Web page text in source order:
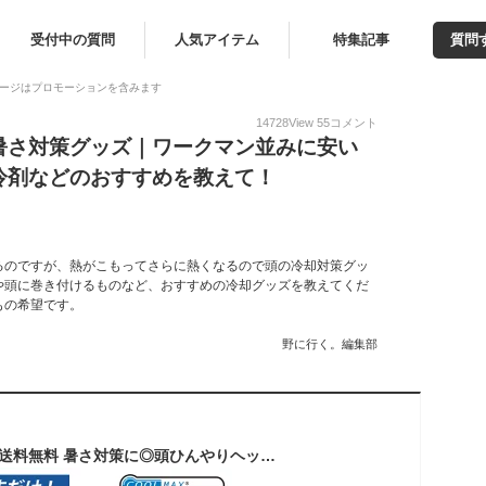
受付中の質問 人気アイテム 特集記事 質問
ジはプロモーションを含みます
14728View 55コメント
対策グッズ｜ワークマン並みに安い
などのおすすめを教えて！
ですが、熱がこもってさらに熱くなるので頭の冷却対策グッ
に巻き付けるものなど、おすすめの冷却グッズを教えてくだ
希望です。
野に行く。編集部
＼本日店内EVENT／ 送料無料 暑さ対策に◎頭ひんやりヘッドクール 熱中症対策 アイス 冷たい ヘッド 帽子用 クールパッド パット ハット ヘルメット キャップ 濡らすだけ 簡単 冷却 冷感 保冷 クールダウン 保水 吸水 速乾 洗える 涼しい 大人 子供 猛暑 節電 メール便